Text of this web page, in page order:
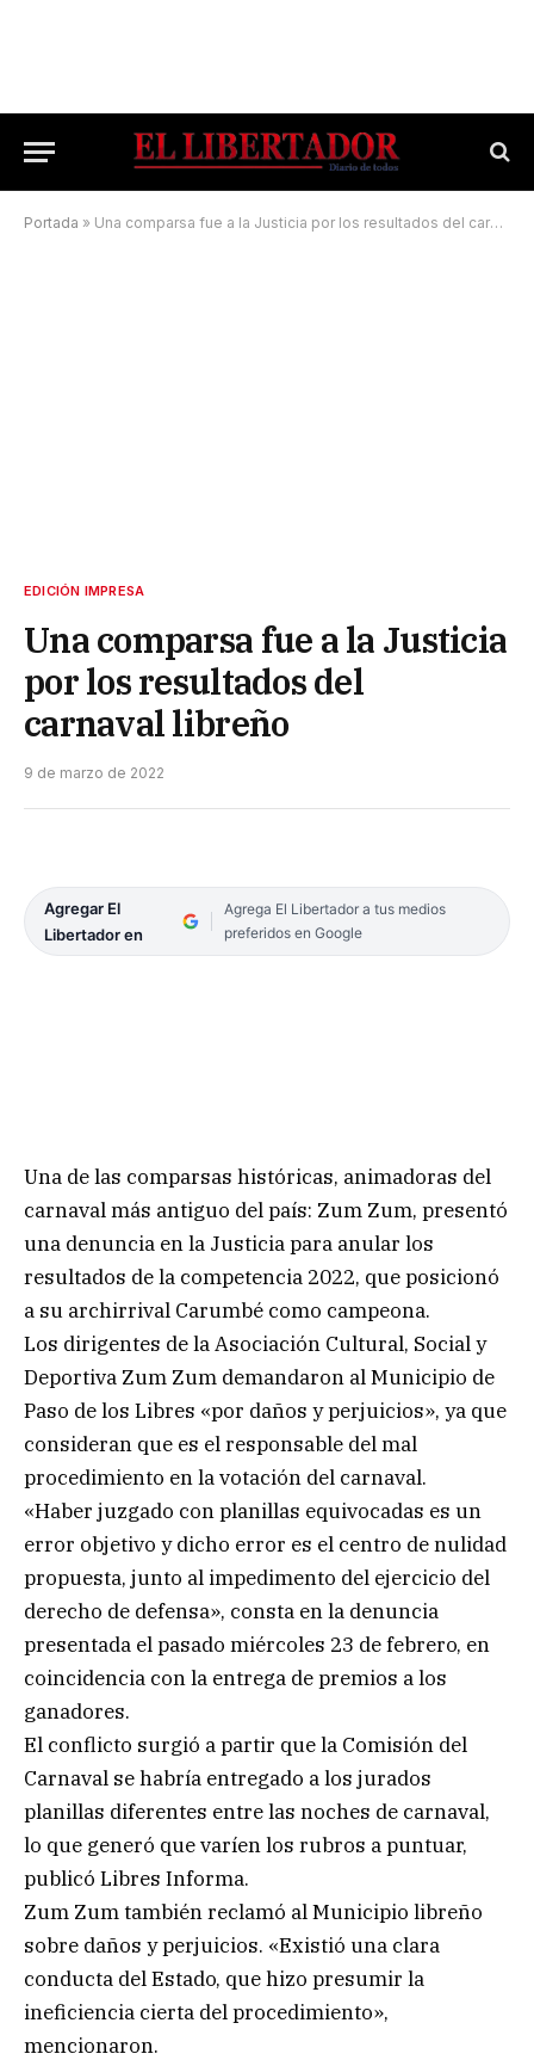
Portada » Una comparsa fue a la Justicia por los resultados del carnaval libreño
EDICIÓN IMPRESA
Una comparsa fue a la Justicia
por los resultados del
carnaval libreño
9 de marzo de 2022
Agregar El
Libertador en
Agrega El Libertador a tus medios
preferidos en Google
Una de las comparsas históricas, animadoras del
carnaval más antiguo del país: Zum Zum, presentó
una denuncia en la Justicia para anular los
resultados de la competencia 2022, que posicionó
a su archirrival Carumbé como campeona.
Los dirigentes de la Asociación Cultural, Social y
Deportiva Zum Zum demandaron al Municipio de
Paso de los Libres «por daños y perjuicios», ya que
consideran que es el responsable del mal
procedimiento en la votación del carnaval.
«Haber juzgado con planillas equivocadas es un
error objetivo y dicho error es el centro de nulidad
propuesta, junto al impedimento del ejercicio del
derecho de defensa», consta en la denuncia
presentada el pasado miércoles 23 de febrero, en
coincidencia con la entrega de premios a los
ganadores.
El conflicto surgió a partir que la Comisión del
Carnaval se habría entregado a los jurados
planillas diferentes entre las noches de carnaval,
lo que generó que varíen los rubros a puntuar,
publicó Libres Informa.
Zum Zum también reclamó al Municipio libreño
sobre daños y perjuicios. «Existió una clara
conducta del Estado, que hizo presumir la
ineficiencia cierta del procedimiento»,
mencionaron.